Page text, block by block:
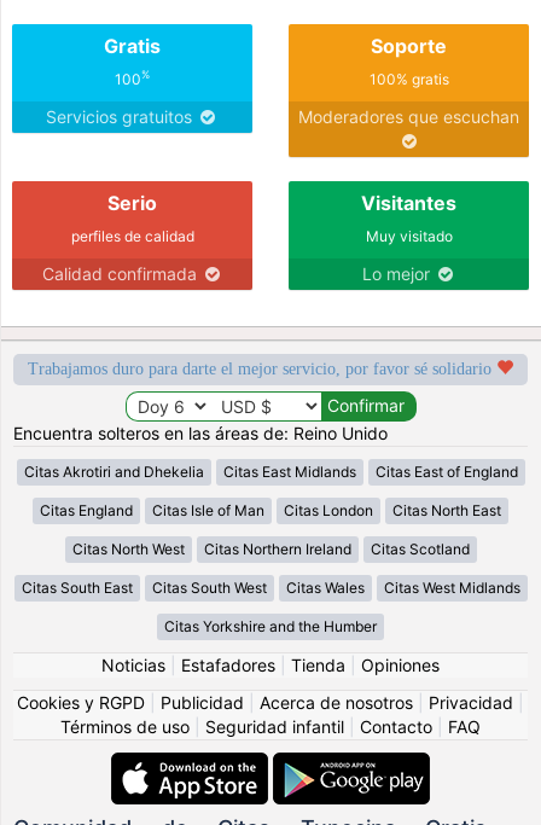
Gratis
100%
Servicios gratuitos
Soporte
100% gratis
Moderadores que escuchan
Serio
perfiles de calidad
Calidad confirmada
Visitantes
Muy visitado
Lo mejor
Trabajamos duro para darte el mejor servicio, por favor sé solidario
Encuentra solteros en las áreas de: Reino Unido
Citas Akrotiri and Dhekelia Citas East Midlands Citas East of England
Citas England Citas Isle of Man Citas London Citas North East
Citas North West Citas Northern Ireland Citas Scotland
Citas South East Citas South West Citas Wales Citas West Midlands
Citas Yorkshire and the Humber
Noticias Estafadores Tienda
Opiniones
Cookies y RGPD
Publicidad Acerca de nosotros Privacidad
Términos de uso
Seguridad infantil Contacto FAQ